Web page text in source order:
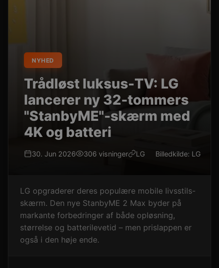
NYHED
Trådløst luksus-TV: LG
lancerer ny 32-tommers
"StanbyME"-skærm med
4K og batteri
30. Jun 2026 306 visninger LG Billedkilde: LG
LG opgraderer deres populære mobile livsstils-
skærm. Den nye StanbyME 2 Max byder på
markante forbedringer af både opløsning,
størrelse og batterilevetid – men prislappen er
også i den høje ende.